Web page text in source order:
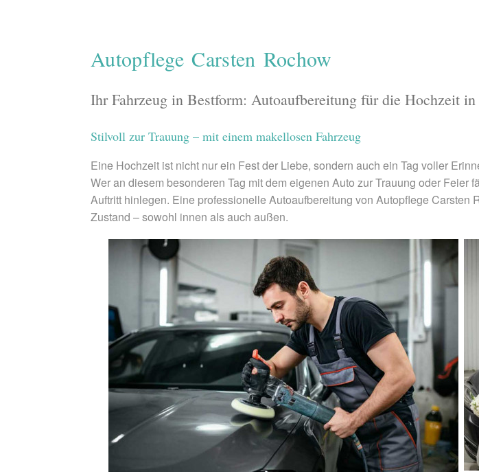
Autopflege Carsten Rochow
Ihr Fahrzeug in Bestform: Autoaufbereitung für die Hochzeit in
Stilvoll zur Trauung – mit einem makellosen Fahrzeug
Eine Hochzeit ist nicht nur ein Fest der Liebe, sondern auch ein Tag voller
Wer an diesem besonderen Tag mit dem eigenen Auto zur Trauung oder
Auftritt hinlegen. Eine professionelle Autoaufbereitung von Autopflege
Zustand – sowohl innen als auch außen.